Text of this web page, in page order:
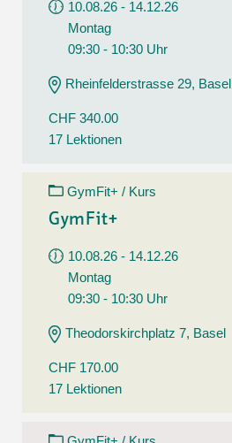
10.08.26 - 14.12.26
Montag
09:30 - 10:30 Uhr
Rheinfelderstrasse 29, Basel
CHF 340.00
17 Lektionen
GymFit+ / Kurs
GymFit+
10.08.26 - 14.12.26
Montag
09:30 - 10:30 Uhr
Theodorskirchplatz 7, Basel
CHF 170.00
17 Lektionen